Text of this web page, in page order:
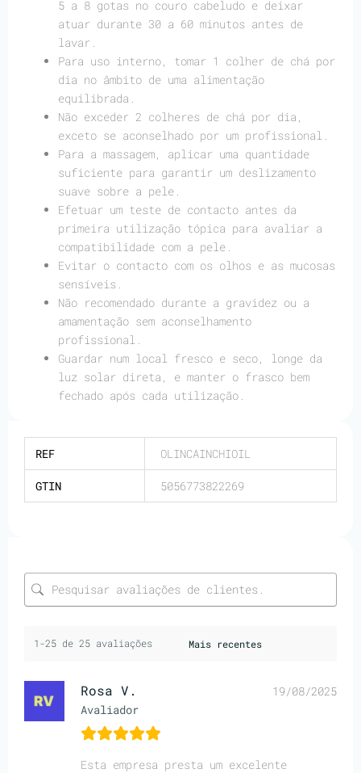
5 a 8 gotas no couro cabeludo e deixar
atuar durante 30 a 60 minutos antes de
lavar.
Para uso interno, tomar 1 colher de chá por
dia no âmbito de uma alimentação
equilibrada.
Não exceder 2 colheres de chá por dia,
exceto se aconselhado por um profissional.
Para a massagem, aplicar uma quantidade
suficiente para garantir um deslizamento
suave sobre a pele.
Efetuar um teste de contacto antes da
primeira utilização tópica para avaliar a
compatibilidade com a pele.
Evitar o contacto com os olhos e as mucosas
sensíveis.
Não recomendado durante a gravidez ou a
amamentação sem aconselhamento
profissional.
Guardar num local fresco e seco, longe da
luz solar direta, e manter o frasco bem
fechado após cada utilização.
REF OLINCAINCHIOIL
GTIN 5056773822269
1-25 de 25 avaliações
Rosa V.
Avaliador
19/08/2025
Esta empresa presta um excelente